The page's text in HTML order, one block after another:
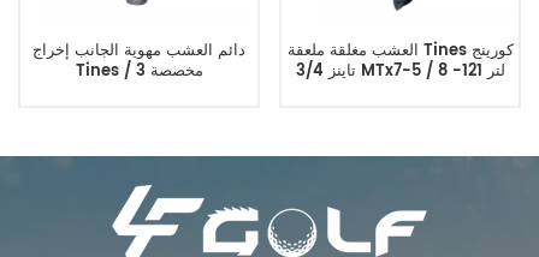
دائم العشب مهوية الجانب إخراج
Tines مخصصة 3 /
العشب مغلقة ملعقة Tines كورينج
تاينز 3/4 MTx7-5 / 8 لتر 121-